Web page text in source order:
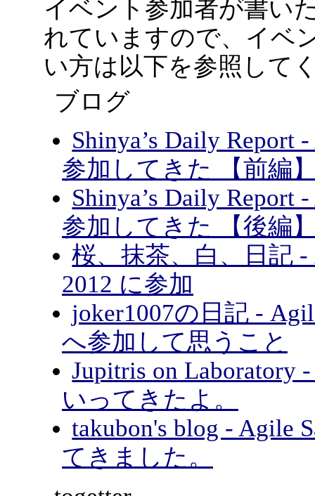
イベント参加者が書い
れていますので、イベ
い方は以下を参照して
ブログ
Shinya’s Daily Report
参加してきた 【前編
Shinya’s Daily Report
参加してきた 【後編
桜、抹茶、白、日記 -
2012 に参加
joker1007の日記 -
へ参加して思うこと
Jupitris on Laboratory
いってきたよ。
takubon's blog - Agile
てきました。